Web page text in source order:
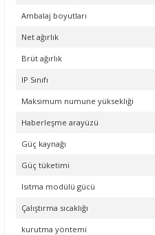
Ambalaj boyutları
Net ağırlık
Brüt ağırlık
IP Sınıfı
Maksimum numune yüksekliği
Haberleşme arayüzü
Güç kaynağı
Güç tüketimi
Isıtma modülü gücü
Çalıştırma sıcaklığı
kurutma yöntemi